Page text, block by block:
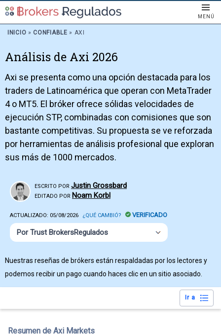
MENÚ
INICIO » CONFIABLE » AXI
Análisis de Axi 2026
Axi se presenta como una opción destacada para los
traders de Latinoamérica que operan con MetaTrader
4 o MT5. El bróker ofrece sólidas velocidades de
ejecución STP, combinadas con comisiones que son
bastante competitivas. Su propuesta se ve reforzada
por herramientas de análisis profesional que exploran
sus más de 1000 mercados.
ESCRITO POR Justin Grossbard
EDITADO POR Noam Korbl
ACTUALIZADO: 05/08/2026 ¿QUÉ CAMBIÓ? VERIFICADO
Por Trust BrokersRegulados
Nuestras reseñas de brókers están respaldadas por los lectores y
podemos recibir un pago cuando haces clic en un sitio asociado.
Ir a
Resumen de Axi Markets